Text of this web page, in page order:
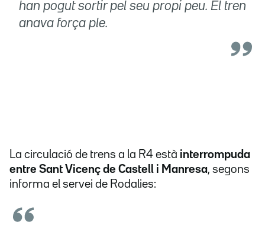
han pogut sortir pel seu propi peu. El tren
anava força ple.
La circulació de trens a la R4 està interrompuda
entre Sant Vicenç de Castell i Manresa, segons
informa el servei de Rodalies: